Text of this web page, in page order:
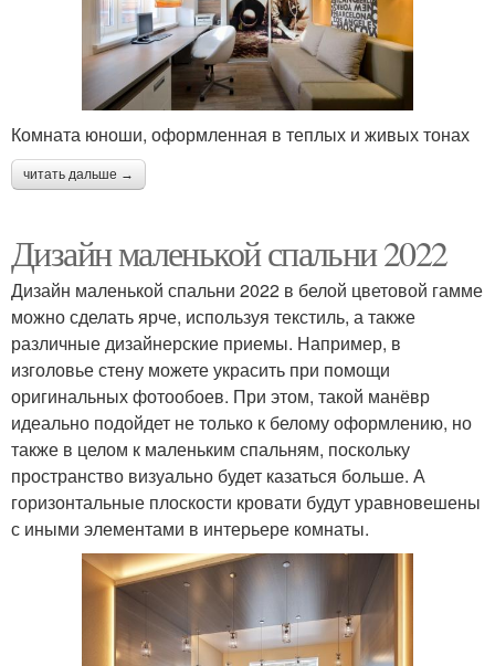
Комната юноши, оформленная в теплых и живых тонах
читать дальше →
Дизайн маленькой спальни 2022
Дизайн маленькой спальни 2022 в белой цветовой гамме
можно сделать ярче, используя текстиль, а также
различные дизайнерские приемы. Например, в
изголовье стену можете украсить при помощи
оригинальных фотообоев. При этом, такой манёвр
идеально подойдет не только к белому оформлению, но
также в целом к маленьким спальням, поскольку
пространство визуально будет казаться больше. А
горизонтальные плоскости кровати будут уравновешены
с иными элементами в интерьере комнаты.